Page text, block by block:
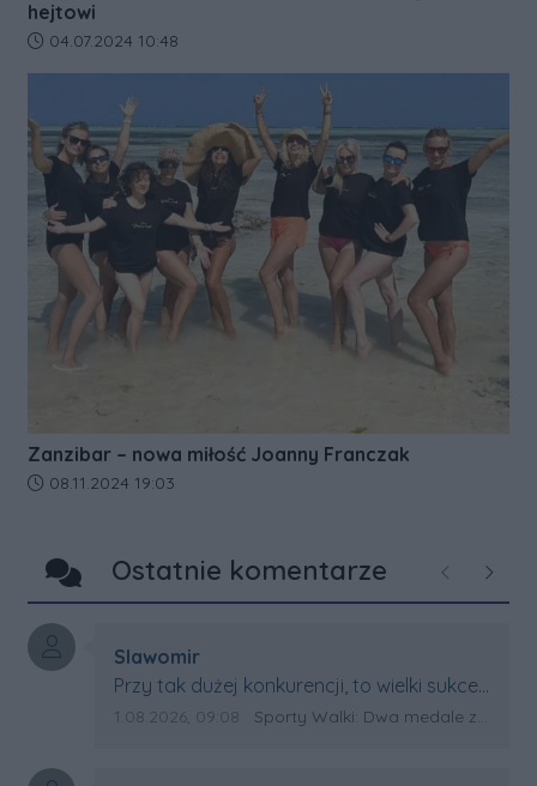
hejtowi
Data dodania artykułu:
04.07.2024 10:48
Zanzibar – nowa miłość Joanny Franczak
Data dodania artykułu:
08.11.2024 19:03
Ostatnie komentarze Poprzednie
Autor komentarza:
Slawomir
Treść komentarza:
Przy tak dużej konkurencji, to wielki sukces
Artura. Gratulacje !
Data dodania komentarza:
1.08.2026, 09:08 Źródło komentarza:
Sporty Walki: Dwa medale za oceanem